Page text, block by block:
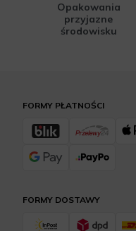
Opakowania
przyjazne
środowisku
FORMY DOSTAWY
FORMY PŁATNOŚCI